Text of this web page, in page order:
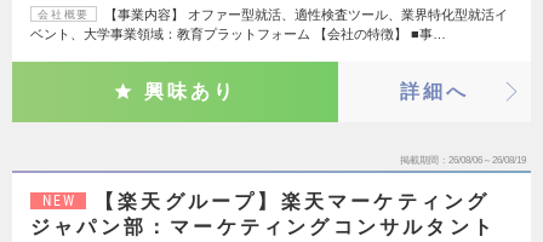
会社概要
【事業内容】 オファー型就活、適性検査ツール、業界特化型就活イ
ベント、大学事業領域：教育プラットフォーム 【会社の特徴】 ■事…
興味あり 詳細へ
掲載期間 26/08/06～26/08/19
NEW
【楽天グループ】楽天マーケティング
ジャパン部：マーケティングコンサルタント